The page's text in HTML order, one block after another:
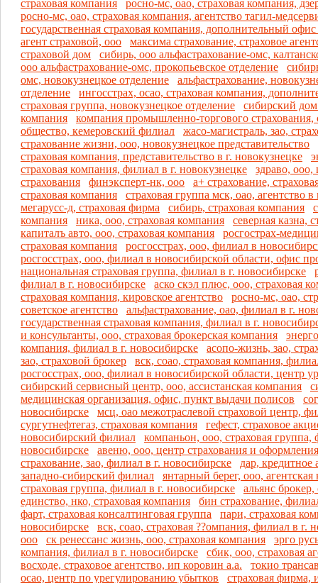
страховая компания
росно-мс, оао, страховая компания,
росно-мс, оао, страховая компания, агентство тагил-
государственная страховая компания, дополнительный
агент страховой, ооо
максима страхование, страховое
страховой дом
сибирь, ооо альфастрахование-омс,
ооо альфастрахование-омс, прокопьевское отделение
омс, новокузнецкое отделение
альфастрахование,
отделение
ингосстрах, осао, страховая компания,
страховая группа, новокузнецкое отделение
сибирский дом
компания
компания промышленно-торгового страхования,
общество, кемеровский филиал
жасо-магистраль, зао,
страхование жизни, ооо, новокузнецкое представительство
страховая компания, представительство в г. новокузнецке
страховая компания, филиал в г. новокузнецке
здраво,
страхования
финэксперт-нк, ооо
а+ страхование,
страховая компания
страховая группа мск, оао, агентство в
мегарусс-д, страховая фирма
сибирь, страховая компания
компания
ника, ооо, страховая компания
северная казна,
капиталъ авто, ооо, страховая компания
росгострах-
страховая компания
росгосстрах, ооо, филиал в
росгосстрах, ооо, филиал в новосибирской области, офис
национальная страховая группа, филиал в г. новосибирске
филиал в г. новосибирске
аско скэл плюс, ооо, страховая
страховая компания, кировское агентство
росно-мс, оао,
советское агентство
альфастрахование, оао, филиал в г.
государственная страховая компания, филиал в г.
и консультанты, ооо, страховая брокерская компания
компания, филиал в г. новосибирске
асопо-жизнь, зао,
зао, страховой брокер
вск, соао, страховая компания,
росгосстрах, ооо, филиал в новосибирской области, центр
сибирский сервисный центр, ооо, ассистанская компания
медицинская организация, офис, пункт выдачи полисов
новосибирске
мсц, оао межотраслевой страховой центр,
сургутнефтегаз, страховая компания
гефест, страховое
новосибирский филиал
компаньон, ооо, страховая группа,
новосибирске
авеню, ооо, центр страхования и
страхование, зао, филиал в г. новосибирске
дар, кредитное
западно-сибирский филиал
янтарный берег, ооо,
страховая группа, филиал в г. новосибирске
альянс брокер,
единство, нко, страховая компания
бин страхование,
фарт, страховая консалтинговая группа
пари, страховая
новосибирске
вск, соао, страховая ??омпания, филиал в г.
ооо
ск ренессанс жизнь, ооо, страховая компания
эрго
компания, филиал в г. новосибирске
сбик, ооо, страховая
восходе, страховое агентство, ип коровин а.а.
токио
осао, центр по урегулированию убытков
страховая фирма,